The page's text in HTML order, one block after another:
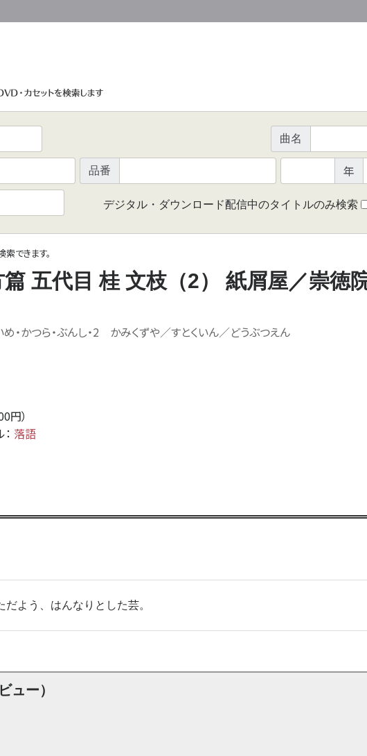
曲名
品番 年
デジタル・ダウンロード配信中のタイトルのみ検索
索できます。
五代目 桂 文枝（2） 紙屑屋／崇徳
め・かつら・ぶんし・2 かみくずや／すとくいん／どうぶつえん
円）
落語
だよう、はんなりとした芸。
ュー）